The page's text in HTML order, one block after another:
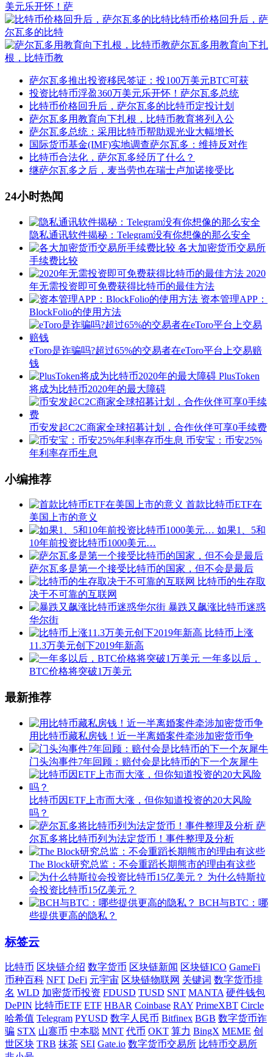
美元乐开怀！萨
比特币价格回升后，萨
尔瓦多的比特
萨尔瓦多用教育向下扎
根，比特币教
萨尔瓦多推出投资移民签证：投100万美元BTC可获
投资比特币浮盈360万美元乐开怀！萨尔瓦多总统
比特币价格回升后，萨尔瓦多的比特币定投计划
萨尔瓦多用教育向下扎根，比特币教育将列入公
萨尔瓦多总统：采用比特币帮助观光业大幅增长
国际货币基金(IMF)实地调查萨尔瓦多：维持反对作
比特币合法化，萨尔瓦多经历了什么？
继萨尔瓦多之后，麦当劳也在瑞士卢加诺接受比
24小时热闻
隐私通讯软件揭秘：Telegram没有你想像的那么安全
各大加密货币交易所
手续费比较
2020
年无需投资即可免费获得比特币的最佳方法
资本管理APP：
BlockFolio的使用方法
eToro是诈骗吗?超过65%的交易者在eToro平台上交易赔
钱
PlusToken
将成为比特币2020年的最大障碍
币安发起C2C商家全球招募计划，合作伙伴可享0手续费
币安宝：币安25%
年利率存币生息
小编推荐
首款比特币ETF在
美国上市的意义
如果1、5和
10年前投资比特币1000美元…
萨尔瓦多是第一个接受比特币的国家，但不会是最后
比特币的生存取
决于不可靠的互联网
暴跌又飙涨比特币迷惑
华尔街
比特币上涨
11.3万美元创下2019年新高
一年多以后，
BTC价格将突破1万美元
最新推荐
用比特币藏私房钱！近一半离婚案件牵涉加密货币争
门头沟事件7年回顾：赔付会是比特币的下一个灰犀牛
比特币因ETF上市而大涨，但你知道投资的20大风险
吗？
萨
尔瓦多将比特币列为法定货币！事件整理及分析
The Block研究总监：不会重蹈长期熊市的理由有这些
为什么特斯拉
会投资比特币15亿美元？
BCH与BTC：哪
些提供更高的隐私？
标签云
比特币 区块链介绍 数字货币 区块链新闻 区块链ICO GameFi
币种百科 NFT DeFi 元宇宙 区块链物联网 关键词 数字货币排
名 WLD 加密货币投资 FDUSD TUSD SNT MANTA 硬件钱包
DePIN 比特币ETF ETF HBAR Coinbase RAY PrimeXBT Circle
哈希值 Telegram PYUSD 数字人民币 Bitfinex BGB 数字货币诈
骗 STX 山寨币 中本聪 MNT 代币 OKT 算力 BingX MEME 创
世区块 TRB 抹茶 SEI Gate.io 数字货币交易所 比特币交易所